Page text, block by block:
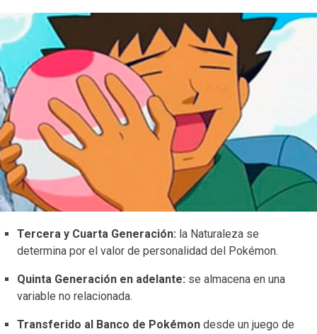
Tercera y Cuarta Generación: la Naturaleza se
determina por el valor de personalidad del Pokémon.
Quinta Generación en adelante: se almacena en una
variable no relacionada.
Transferido al Banco de Pokémon desde un juego de